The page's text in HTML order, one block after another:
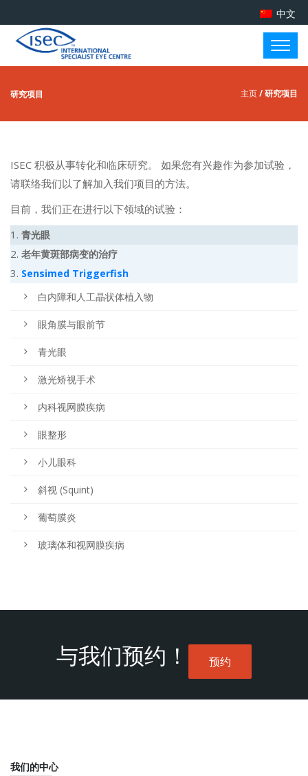
中文
研究项目 主页/ 研究项目
ISEC 积极从事转化和临床研究。 如果您有兴趣作为参加试验，
请联络我们以了解加入我们项目的方法。
目前，我们正在进行以下领域的试验：
1. 青光眼
2. 老年黄斑部病变的治疗
3. Sensimed Triggerfish
白内障和人工晶状体植入物
眼角膜与眼前节
青光眼
激光矫视手术
内科视网膜疾病
眼整形
小儿眼科
斜视 (Squint)
葡萄膜炎
玻璃体和视网膜疾病
与我们预约！ 预约
我们的中心